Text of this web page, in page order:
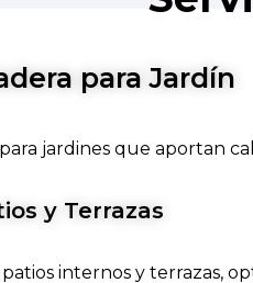
para Jardín
jardines que aportan
y Terrazas
internos y terrazas,